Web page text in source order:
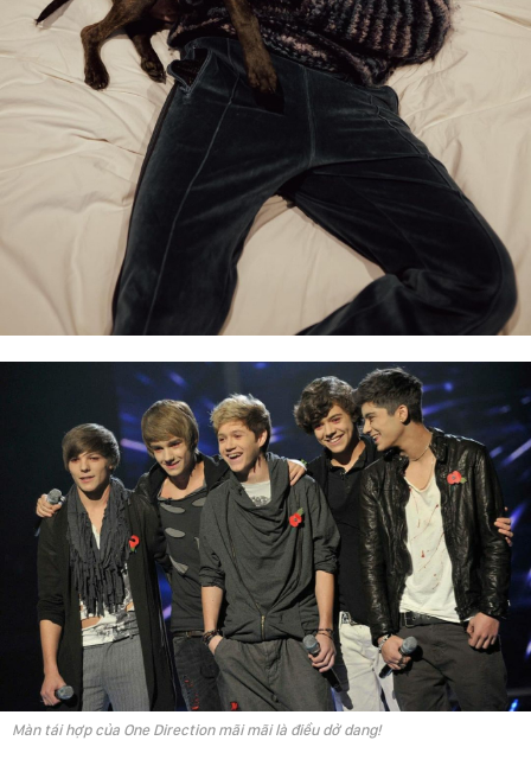
Màn tái hợp của One Direction mãi mãi là điều dở dang!